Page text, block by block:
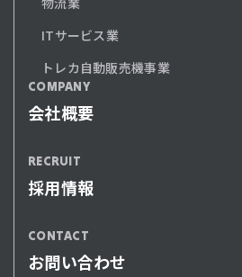
ITサービス業
トレカ自動販売機事業
COMPANY
会社概要
RECRUIT
採用情報
CONTACT
お問い合わせ